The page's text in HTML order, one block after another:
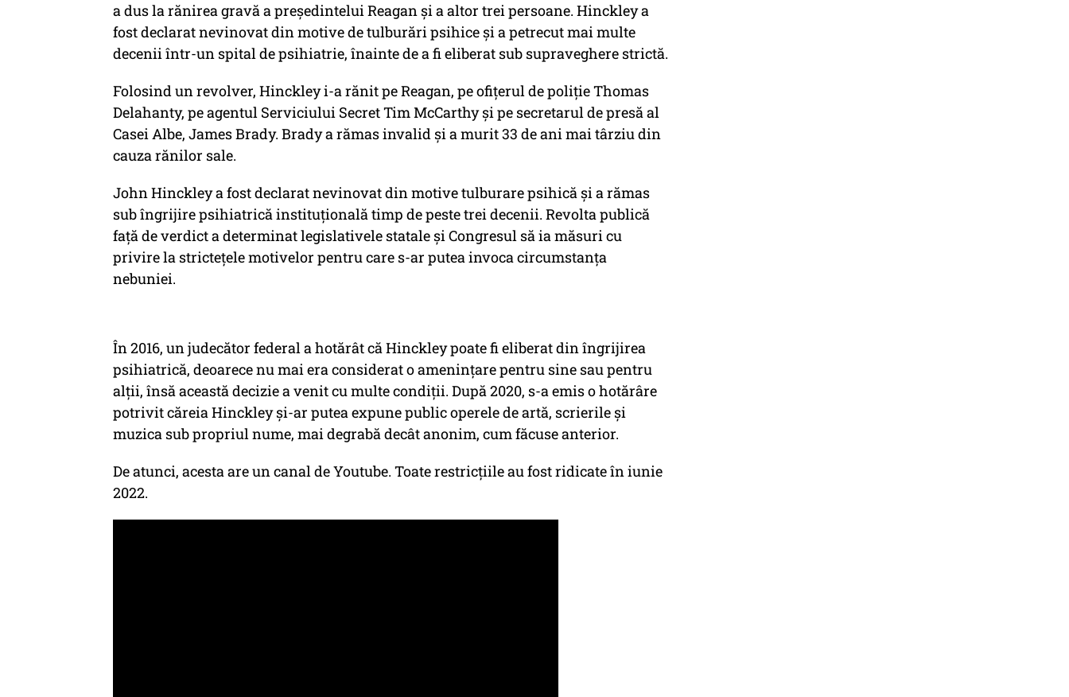
a dus la rănirea gravă a președintelui Reagan și a altor trei persoane. Hinckley a
fost declarat nevinovat din motive de tulburări psihice și a petrecut mai multe
decenii într-un spital de psihiatrie, înainte de a fi eliberat sub supraveghere strictă.
Folosind un revolver, Hinckley i-a rănit pe Reagan, pe ofițerul de poliție Thomas
Delahanty, pe agentul Serviciului Secret Tim McCarthy și pe secretarul de presă al
Casei Albe, James Brady. Brady a rămas invalid și a murit 33 de ani mai târziu din
cauza rănilor sale.
John Hinckley a fost declarat nevinovat din motive tulburare psihică și a rămas
sub îngrijire psihiatrică instituțională timp de peste trei decenii. Revolta publică
față de verdict a determinat legislativele statale și Congresul să ia măsuri cu
privire la strictețele motivelor pentru care s-ar putea invoca circumstanța
nebuniei.
În 2016, un judecător federal a hotărât că Hinckley poate fi eliberat din îngrijirea
psihiatrică, deoarece nu mai era considerat o amenințare pentru sine sau pentru
alții, însă această decizie a venit cu multe condiții. După 2020, s-a emis o hotărâre
potrivit căreia Hinckley și-ar putea expune public operele de artă, scrierile și
muzica sub propriul nume, mai degrabă decât anonim, cum făcuse anterior.
De atunci, acesta are un canal de Youtube. Toate restricțiile au fost ridicate în iunie
2022.